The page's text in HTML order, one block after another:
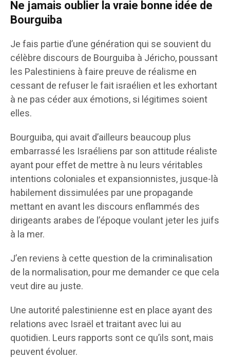
Ne jamais oublier la vraie bonne idée de
Bourguiba
Je fais partie d’une génération qui se souvient du
célèbre discours de Bourguiba à Jéricho, poussant
les Palestiniens à faire preuve de réalisme en
cessant de refuser le fait israélien et les exhortant
à ne pas céder aux émotions, si légitimes soient
elles.
Bourguiba, qui avait d’ailleurs beaucoup plus
embarrassé les Israéliens par son attitude réaliste
ayant pour effet de mettre à nu leurs véritables
intentions coloniales et expansionnistes, jusque-là
habilement dissimulées par une propagande
mettant en avant les discours enflammés des
dirigeants arabes de l’époque voulant jeter les juifs
à la mer.
J’en reviens à cette question de la criminalisation
de la normalisation, pour me demander ce que cela
veut dire au juste.
Une autorité palestinienne est en place ayant des
relations avec Israël et traitant avec lui au
quotidien. Leurs rapports sont ce qu’ils sont, mais
peuvent évoluer.